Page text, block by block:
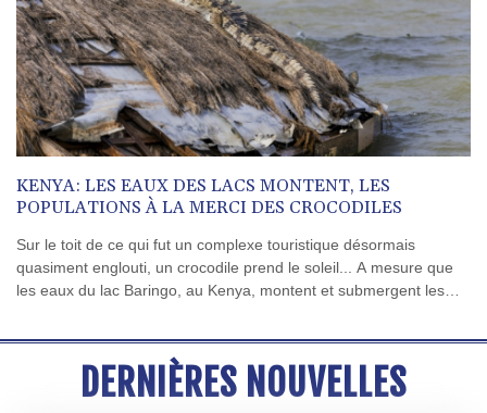
KENYA: LES EAUX DES LACS MONTENT, LES
POPULATIONS À LA MERCI DES CROCODILES
Sur le toit de ce qui fut un complexe touristique désormais
quasiment englouti, un crocodile prend le soleil... A mesure que
les eaux du lac Baringo, au Kenya, montent et submergent les
dangereusement des maisons alentour où vivent encore des
DERNIÈRES NOUVELLES